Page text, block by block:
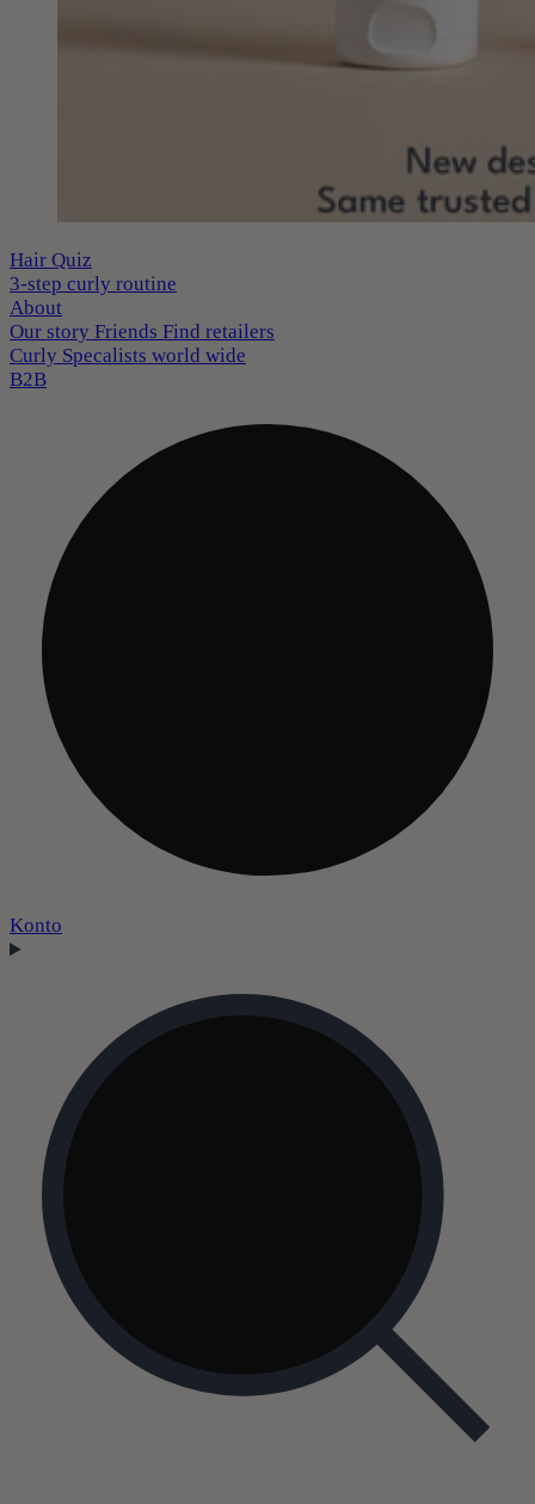
Hair Quiz
3-step curly routine
About
Our story Friends Find retailers
Curly Specalists world wide
B2B
Konto